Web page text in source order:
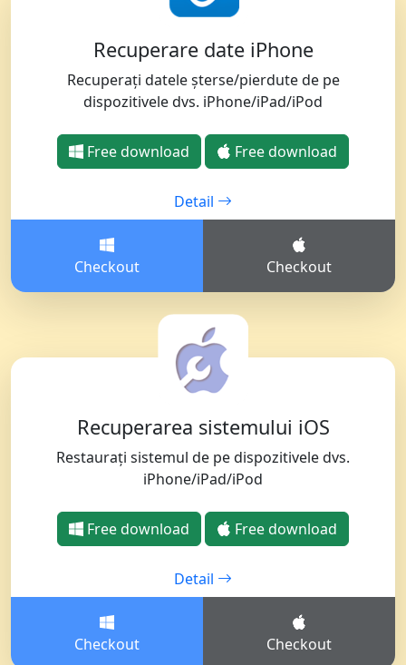
Recuperare date iPhone
Recuperați datele șterse/pierdute de pe
dispozitivele dvs. iPhone/iPad/iPod
Free download Free download
Detail
Checkout Checkout
Recuperarea sistemului iOS
Restaurați sistemul de pe dispozitivele dvs.
iPhone/iPad/iPod
Free download Free download
Detail
Checkout Checkout